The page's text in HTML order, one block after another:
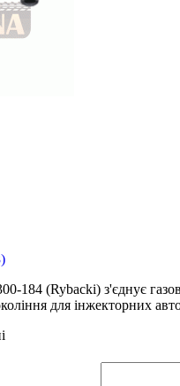
184 (Rybacki) з'єднує
для інжекторних